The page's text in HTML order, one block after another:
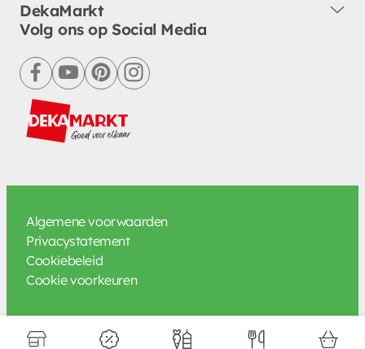
DekaMarkt
Volg ons op Social Media
facebookyoutubepinterestinstagram
Algemene voorwaarden
Privacystatement
Cookiebeleid
Cookie voorkeuren